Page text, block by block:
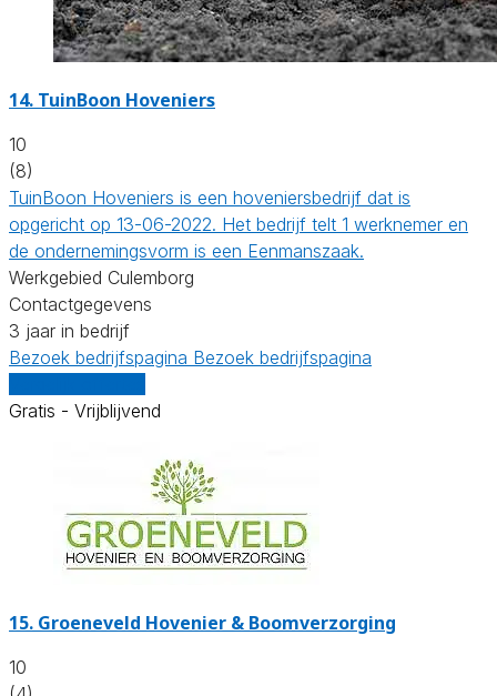
14. TuinBoon Hoveniers
10
(8)
TuinBoon Hoveniers is een hoveniersbedrijf dat is
opgericht op 13-06-2022. Het bedrijf telt 1 werknemer en
de ondernemingsvorm is een Eenmanszaak.
Werkgebied Culemborg
Contactgegevens
3 jaar in bedrijf
Bezoek bedrijfspagina Bezoek bedrijfspagina
Gratis - Vrijblijvend
15. Groeneveld Hovenier & Boomverzorging
10